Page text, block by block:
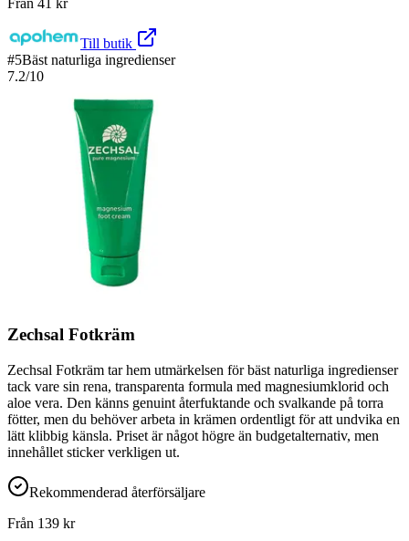
Från 41 kr
Till butik
#5Bäst naturliga ingredienser
7.2/10
Zechsal Fotkräm
Zechsal Fotkräm tar hem utmärkelsen för bäst naturliga ingredienser
tack vare sin rena, transparenta formula med magnesiumklorid och
aloe vera. Den känns genuint återfuktande och svalkande på torra
fötter, men du behöver arbeta in krämen ordentligt för att undvika en
lätt klibbig känsla. Priset är något högre än budgetalternativ, men
innehållet sticker verkligen ut.
Rekommenderad återförsäljare
Från 139 kr